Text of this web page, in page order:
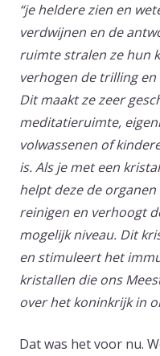
“je heldere zien en
verdwijnen en de
ruimte stralen ze hun
verhogen de trilling
Dit maakt ze zeer
meditatieruimte,
volwassenen of
is. Als je met een
helpt deze de
reinigen en verhoogt
mogelijk niveau. Dit
en stimuleert het
kristallen die ons
over het koninkrijk in
Dat was het voor nu.